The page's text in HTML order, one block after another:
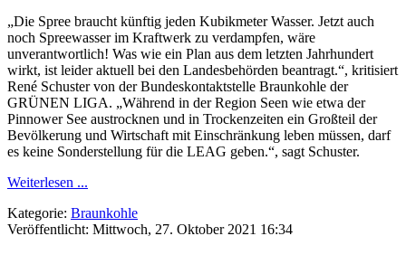
„Die Spree braucht künftig jeden Kubikmeter Wasser. Jetzt auch
noch Spreewasser im Kraftwerk zu verdampfen, wäre
unverantwortlich! Was wie ein Plan aus dem letzten Jahrhundert
wirkt, ist leider aktuell bei den Landesbehörden beantragt.“, kritisiert
René Schuster von der Bundeskontaktstelle Braunkohle der
GRÜNEN LIGA. „Während in der Region Seen wie etwa der
Pinnower See austrocknen und in Trockenzeiten ein Großteil der
Bevölkerung und Wirtschaft mit Einschränkung leben müssen, darf
es keine Sonderstellung für die LEAG geben.“, sagt Schuster.
Weiterlesen ...
Kategorie: Braunkohle
Veröffentlicht: Mittwoch, 27. Oktober 2021 16:34